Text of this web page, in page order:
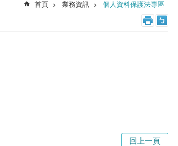
首頁 業務資訊 個人資料保護法專區
回上一頁